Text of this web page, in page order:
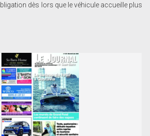
dès lors que le véhicule accueille plus